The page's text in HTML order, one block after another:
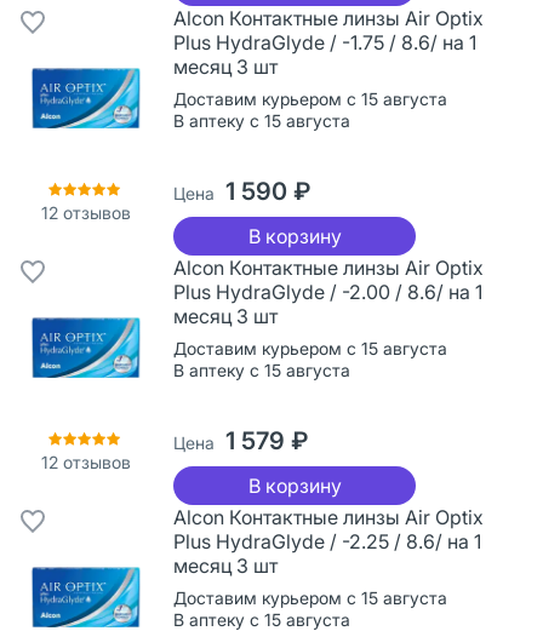
12 отзывов
Alcon Контактные линзы Air Optix
Plus HydraGlyde / -1.75 / 8.6/ на 1
месяц 3 шт
Доставим курьером с 15 августа
В аптеку с 15 августа
Цена 1 590 ₽
В корзину
12 отзывов
Alcon Контактные линзы Air Optix
Plus HydraGlyde / -2.00 / 8.6/ на 1
месяц 3 шт
Доставим курьером с 15 августа
В аптеку с 15 августа
Цена 1 579 ₽
В корзину
Alcon Контактные линзы Air Optix
Plus HydraGlyde / -2.25 / 8.6/ на 1
месяц 3 шт
Доставим курьером с 15 августа
В аптеку с 15 августа